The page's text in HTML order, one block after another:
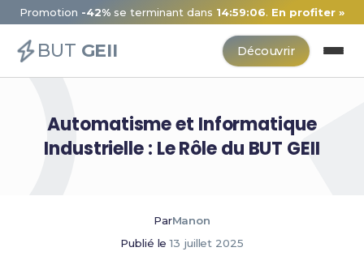
Promotion -42% se terminant dans 14:59:06. En profiter »
BUT GEII Découvrir
Automatisme et Informatique
Industrielle : Le Rôle du BUT GEII
ParManon
Publié le13 juillet 2025